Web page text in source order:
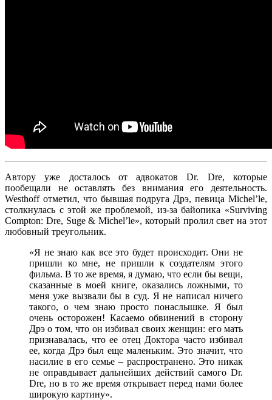
Автору уже досталось от адвокатовDr. Dre, которые
пообещали не оставлять без внимания его деятельность.
Westhoffотметил, что бывшая подруга Дрэ, певицаMichel’le,
столкнулась с этой же проблемой, из-за байопика «Surviving
Compton: Dre, Suge & Michel’le», который пролил свет на этот
любовный треугольник.
«Я не знаю как все это будет происходит. Они не
пришли ко мне, не пришли к создателям этого
фильма. В то же время, я думаю, что если бы вещи,
сказанные в моей книге, оказались ложными, то
меня уже вызвали бы в суд. Я не написал ничего
такого, о чем знаю просто понаслышке. Я был
очень осторожен! Касаемо обвинений в сторону
Дрэ о том, что он избивал своих женщин: его мать
признавалась, что ее отец Доктора часто избивал
ее, когда Дрэбыл еще маленьким. Это значит, что
насилие в его семье – распространено. Это никак
не оправдывает дальнейших действий самого Dr.
Dre, но в то же время открывает перед нами более
широкую картину».